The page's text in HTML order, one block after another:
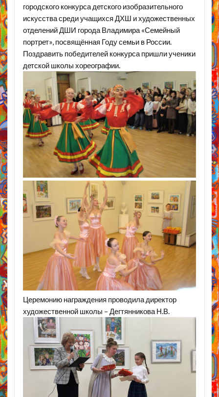
городского конкурса детского изобразительного
искусства среди учащихся ДХШ и художественных
отделений ДШИ города Владимира «Семейный
портрет», посвящённая Году семьи в России.
Поздравить победителей конкурса пришли ученики
детской школы хореографии.
Церемонию награждения проводила директор
художественной школы – Дегтянникова Н.В.